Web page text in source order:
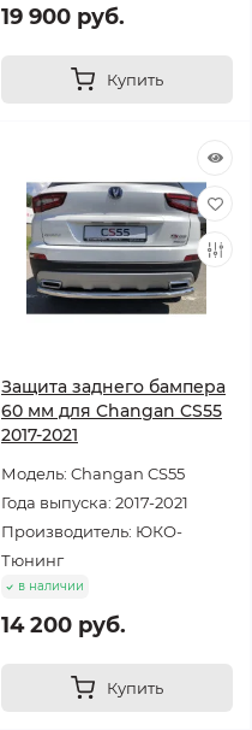
19 900 руб.
Купить
Защита заднего бампера
60 мм для Changan CS55
2017-2021
Модель: Changan CS55
Года выпуска: 2017-2021
Производитель: ЮКО-
Тюнинг
в наличии
14 200 руб.
Купить